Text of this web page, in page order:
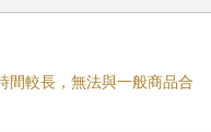
間較長，無法與一般商品合